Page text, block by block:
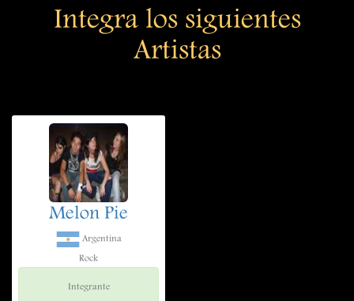
Integra los siguientes
Artistas
Melon Pie
Argentina
Rock
Integrante